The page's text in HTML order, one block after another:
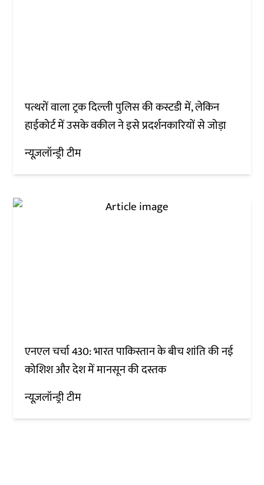
पत्थरों वाला ट्रक दिल्ली पुलिस की कस्टडी में, लेकिन
हाईकोर्ट में उसके वकील ने इसे प्रदर्शनकारियों से जोड़ा
न्यूज़लॉन्ड्री टीम
एनएल चर्चा 430: भारत पाकिस्तान के बीच शांति की नई
कोशिश और देश में मानसून की दस्तक
न्यूज़लॉन्ड्री टीम